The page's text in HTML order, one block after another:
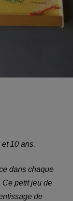
10 ans.
dans chaque
Ce petit jeu de
de